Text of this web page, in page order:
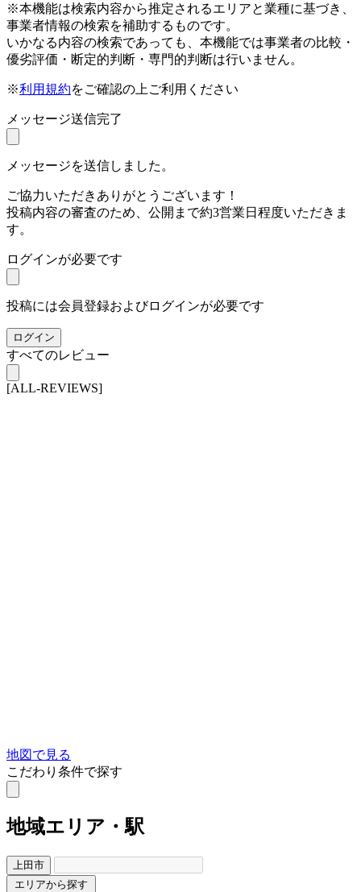
※本機能は検索内容から推定されるエリアと業種に基づき、
事業者情報の検索を補助するものです。
いかなる内容の検索であっても、本機能では事業者の比較・
優劣評価・断定的判断・専門的判断は行いません。
※利用規約をご確認の上ご利用ください
メッセージ送信完了
メッセージを送信しました。
ご協力いただきありがとうございます！
投稿内容の審査のため、公開まで約3営業日程度いただきま
す。
ログインが必要です
投稿には会員登録およびログインが必要です
ログイン
すべてのレビュー
[ALL-REVIEWS]
地図で見る
こだわり条件で探す
地域エリア・駅
上田市
エリアから探す